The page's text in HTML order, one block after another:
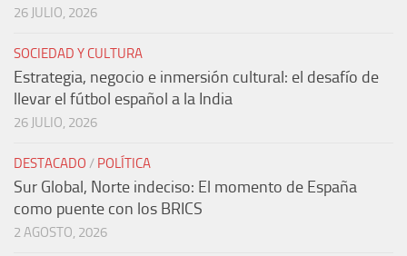
26 JULIO, 2026
SOCIEDAD Y CULTURA
Estrategia, negocio e inmersión cultural: el desafío de
llevar el fútbol español a la India
26 JULIO, 2026
DESTACADO / POLÍTICA
Sur Global, Norte indeciso: El momento de España
como puente con los BRICS
2 AGOSTO, 2026